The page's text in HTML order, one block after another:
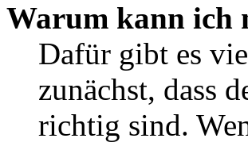
Warum kann ich
Dafür gibt es
zunächst, dass
richtig sind.